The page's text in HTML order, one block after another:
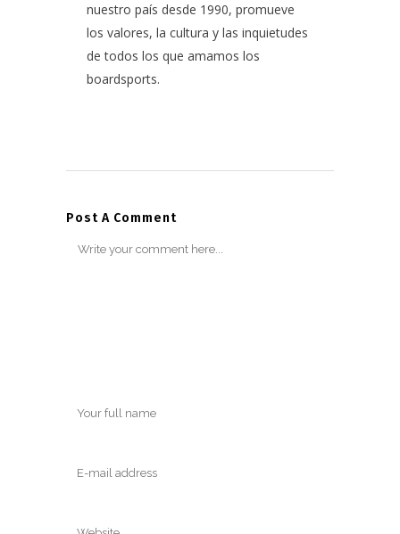
nuestro país desde 1990, promueve
los valores, la cultura y las inquietudes
de todos los que amamos los
boardsports.
Post A Comment